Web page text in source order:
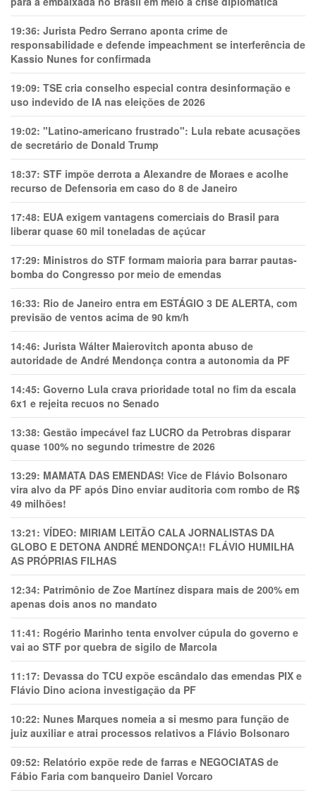
19:36: Jurista Pedro Serrano aponta crime de
responsabilidade e defende impeachment se interferência de
Kassio Nunes for confirmada
19:09: TSE cria conselho especial contra desinformação e
uso indevido de IA nas eleições de 2026
19:02: "Latino-americano frustrado": Lula rebate acusações
de secretário de Donald Trump
18:37: STF impõe derrota a Alexandre de Moraes e acolhe
recurso de Defensoria em caso do 8 de Janeiro
17:48: EUA exigem vantagens comerciais do Brasil para
liberar quase 60 mil toneladas de açúcar
17:29: Ministros do STF formam maioria para barrar pautas-
bomba do Congresso por meio de emendas
16:33: Rio de Janeiro entra em ESTÁGIO 3 DE ALERTA, com
previsão de ventos acima de 90 km/h
14:46: Jurista Wálter Maierovitch aponta abuso de
autoridade de André Mendonça contra a autonomia da PF
14:45: Governo Lula crava prioridade total no fim da escala
6x1 e rejeita recuos no Senado
13:38: Gestão impecável faz LUCRO da Petrobras disparar
quase 100% no segundo trimestre de 2026
13:29: MAMATA DAS EMENDAS! Vice de Flávio Bolsonaro
vira alvo da PF após Dino enviar auditoria com rombo de R$
49 milhões!
13:21: VÍDEO: MIRIAM LEITÃO CALA JORNALISTAS DA
GLOBO E DETONA ANDRÉ MENDONÇA!! FLÁVIO HUMILHA
AS PRÓPRIAS FILHAS
12:34: Patrimônio de Zoe Martínez dispara mais de 200% em
apenas dois anos no mandato
11:41: Rogério Marinho tenta envolver cúpula do governo e
vai ao STF por quebra de sigilo de Marcola
11:17: Devassa do TCU expõe escândalo das emendas PIX e
Flávio Dino aciona investigação da PF
10:22: Nunes Marques nomeia a si mesmo para função de
juiz auxiliar e atrai processos relativos a Flávio Bolsonaro
09:52: Relatório expõe rede de farras e NEGOCIATAS de
Fábio Faria com banqueiro Daniel Vorcaro